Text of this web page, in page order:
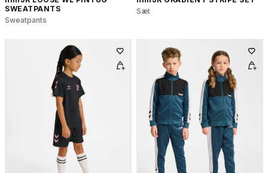
SWEATPANTS
Sweatpants
Sæt